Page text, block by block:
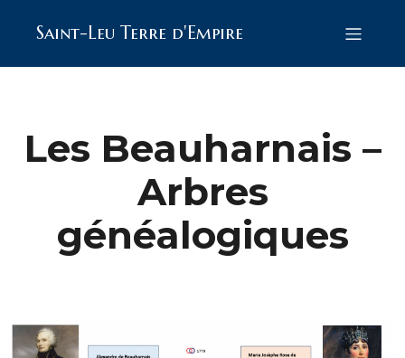
Saint-Leu Terre d'Empire
Les Beauharnais –
Arbres
généalogiques